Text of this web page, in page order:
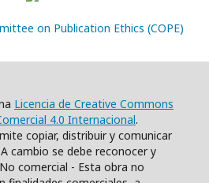
on Publication Ethics (COPE)
Licencia de Creative Commons
4.0 Internacional.
copiar, distribuir y comunicar
cambio se debe reconocer y
comercial - Esta obra no